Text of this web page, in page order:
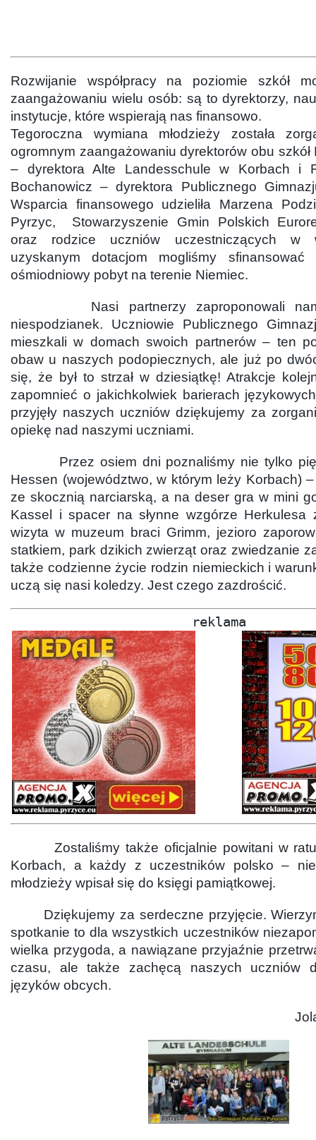
Rozwijanie współpracy na poziomie szkół
zaangażowaniu wielu osób: są to dyrektorzy,
instytucje, które wspierają nas finansowo.
Tegoroczna wymiana młodzieży została
ogromnym zaangażowaniu dyrektorów obu
– dyrektora Alte Landesschule w Korbach i
Bochanowicz – dyrektora Publicznego
Wsparcia finansowego udzieliła Marzena
Pyrzyc, Stowarzyszenie Gmin Polskich
oraz rodzice uczniów uczestniczących w
uzyskanym dotacjom mogliśmy sfinansować
ośmiodniowy pobyt na terenie Niemiec.
Nasi partnerzy zaproponowali nam
niespodzianek. Uczniowie Publicznego
mieszkali w domach swoich partnerów – ten
obaw u naszych podopiecznych, ale już po
się, że był to strzał w dziesiątkę! Atrakcje
zapomnieć o jakichkolwiek barierach
przyjęły naszych uczniów dziękujemy za
opiekę nad naszymi uczniami.
Przez osiem dni poznaliśmy nie tylko
Hessen (województwo, w którym leży Korbach)
ze skocznią narciarską, a na deser gra w mini
Kassel i spacer na słynne wzgórze Herkulesa
wizyta w muzeum braci Grimm, jezioro
statkiem, park dzikich zwierząt oraz zwiedzanie
także codzienne życie rodzin niemieckich i
uczą się nasi koledzy. Jest czego zazdrościć.
reklama
Zostaliśmy także oficjalnie powitani w
Korbach, a każdy z uczestników polsko –
młodzieży wpisał się do księgi pamiątkowej.
Dziękujemy za serdeczne przyjęcie.
spotkanie to dla wszystkich uczestników
wielka przygoda, a nawiązane przyjaźnie
czasu, ale także zachęcą naszych uczniów
języków obcych.